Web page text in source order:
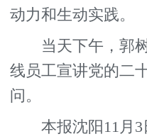
动力和生动实践。
当天下午，郭树
线员工宣讲党的二
问。
本报沈阳11月3